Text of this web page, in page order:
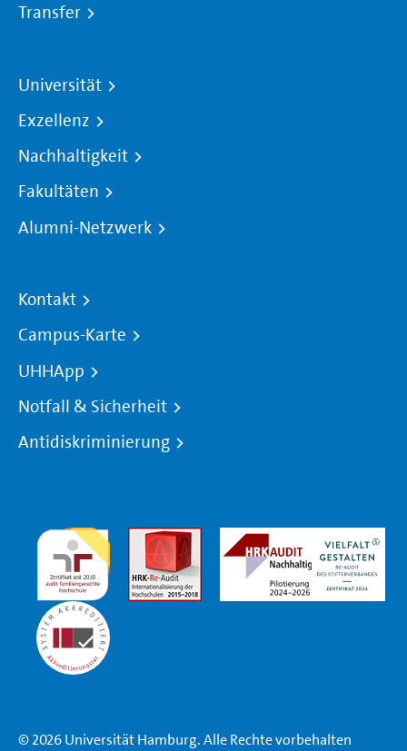
Transfer
Universität
Exzellenz
Nachhaltigkeit
Fakultäten
Alumni-Netzwerk
Kontakt
Campus-Karte
UHHApp
Notfall & Sicherheit
Antidiskriminierung
© 2026 Universität Hamburg. Alle Rechte vorbehalten